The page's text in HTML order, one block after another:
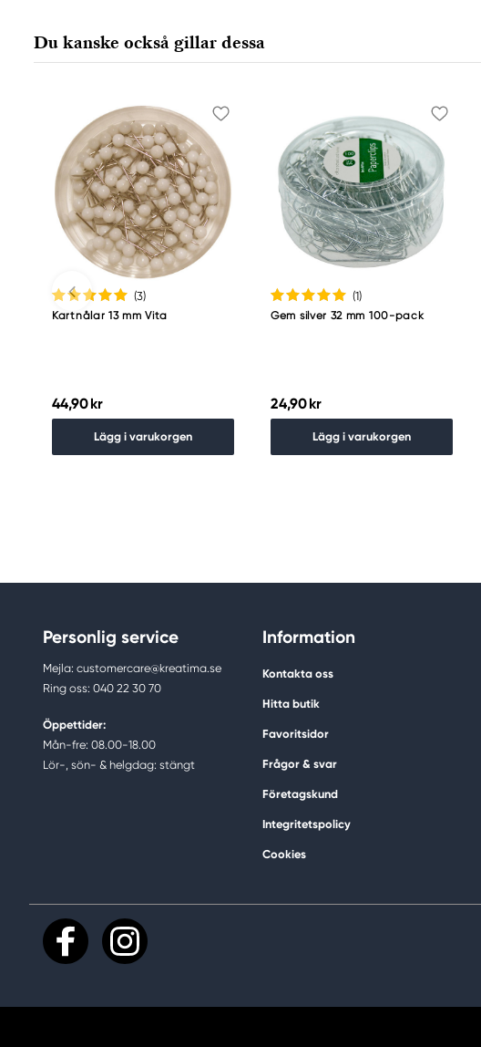
Du kanske också gillar dessa
(3)
Kartnålar 13 mm Vita
44,90 kr
Lägg i varukorgen
(1)
Gem silver 32 mm 100-pack
24,90 kr
Lägg i varukorgen
Personlig service
Mejla: customercare@kreatima.se
Ring oss: 040 22 30 70
Öppettider:
Mån-fre: 08.00-18.00
Lör-, sön- & helgdag: stängt
Information
Kontakta oss
Hitta butik
Favoritsidor
Frågor & svar
Företagskund
Integritetspolicy
Cookies